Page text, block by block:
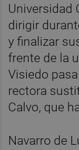
Universidad
dirigir
y finalizar
frente de la
Visiedo
rectora
Calvo, que
Navarro de